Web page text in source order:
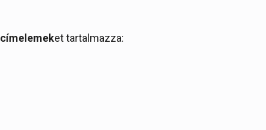
címelemeket tartalmazza: